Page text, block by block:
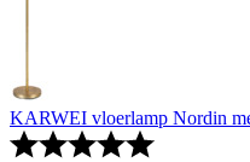
KARWEI vloerlamp Nordin